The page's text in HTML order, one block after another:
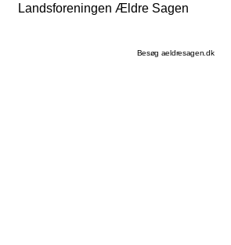
Landsforeningen Ældre Sagen
Besøg aeldresagen.dk